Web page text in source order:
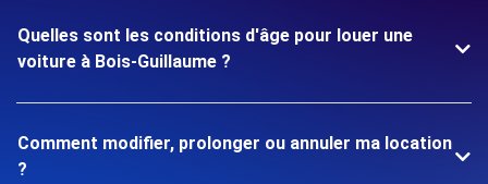
Quelles sont les conditions d'âge pour louer une
voiture à Bois-Guillaume ?
Comment modifier, prolonger ou annuler ma location
?